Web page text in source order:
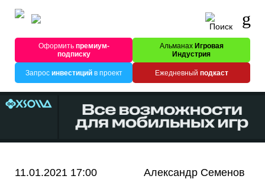
Оформитьпремиум-
подписку
Альманах Игровая
Индустрия
Запрос инвестицийв проект Ежедневный подкаст
11.01.2021 17:00 Александр Семенов